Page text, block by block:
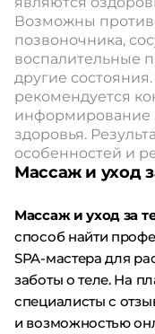
Возможны
позвоночника,
воспалительные
другие
рекомендуется
информирование
здоровья.
особенностей и
Массаж и уход
Массаж и уход за
способ найти
SPA-мастера для
заботы о теле. На
специалисты с
и возможностью